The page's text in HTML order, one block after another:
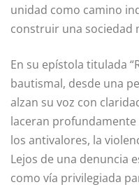
unidad como camino
construir una sociedad
En su epístola titulada
bautismal, desde una
alzan su voz con
laceran
los antivalores, la
Lejos de una denuncia
como vía privilegiada